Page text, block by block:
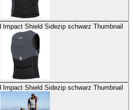
Shield Sidezip schwarz Thumbnail
Shield Sidezip schwarz Thumbnail